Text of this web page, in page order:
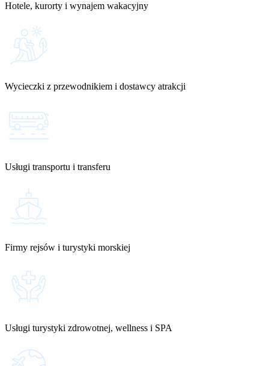
Hotele, kurorty i wynajem wakacyjny
Wycieczki z przewodnikiem i dostawcy atrakcji
Usługi transportu i transferu
Firmy rejsów i turystyki morskiej
Usługi turystyki zdrowotnej, wellness i SPA